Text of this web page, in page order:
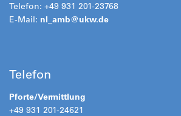
Telefon: +49 931 201-23768
E-Mail: nl_amb@ukw.de
Telefon
Pforte/Vermittlung
+49 931 201-24621